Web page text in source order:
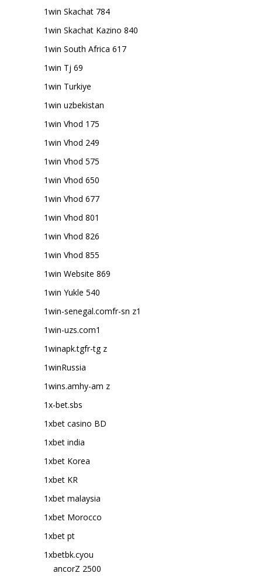
1win Skachat 784
1win Skachat Kazino 840
1win South Africa 617
1win Tj 69
1win Turkiye
1win uzbekistan
1win Vhod 175
1win Vhod 249
1win Vhod 575
1win Vhod 650
1win Vhod 677
1win Vhod 801
1win Vhod 826
1win Vhod 855
1win Website 869
1win Yukle 540
1win-senegal.comfr-sn z1
1win-uzs.com1
1winapk.tgfr-tg z
1winRussia
1wins.amhy-am z
1x-bet.sbs
1xbet casino BD
1xbet india
1xbet Korea
1xbet KR
1xbet malaysia
1xbet Morocco
1xbet pt
1xbetbk.cyou
ancorZ 2500